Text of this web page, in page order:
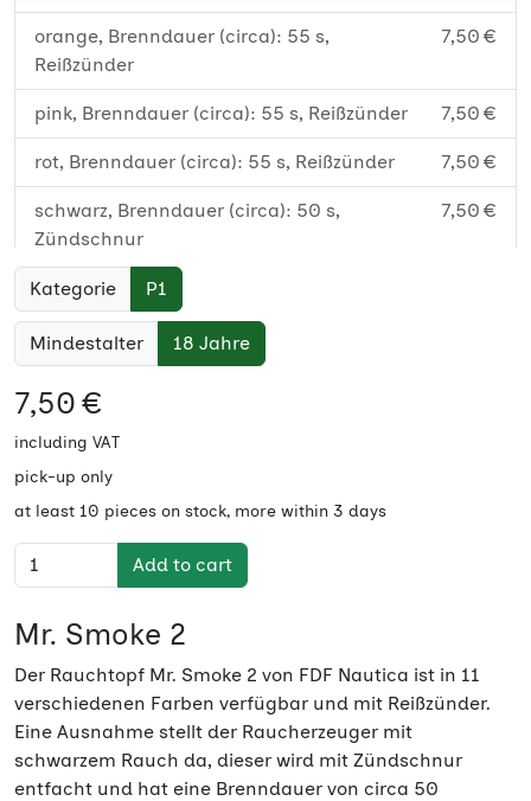
orange, Brenndauer (circa): 55 s,
Reißzünder
7,50 €
pink, Brenndauer (circa): 55 s, Reißzünder 7,50 €
rot, Brenndauer (circa): 55 s, Reißzünder 7,50 €
schwarz, Brenndauer (circa): 50 s,
Zündschnur
7,50 €
violett, Brenndauer (circa): 55 s, Reißzünder
weiß, Brenndauer (circa): 55 s, Reißzünder
Kategorie P1
Mindestalter 18 Jahre
7,50 €
including VAT
pick-up only
at least 10 pieces on stock, more within 3 days
Add to cart
Mr. Smoke 2
Der Rauchtopf Mr. Smoke 2 von FDF Nautica ist in 11
verschiedenen Farben verfügbar und mit Reißzünder.
Eine Ausnahme stellt der Raucherzeuger mit
schwarzem Rauch da, dieser wird mit Zündschnur
entfacht und hat eine Brenndauer von circa 50